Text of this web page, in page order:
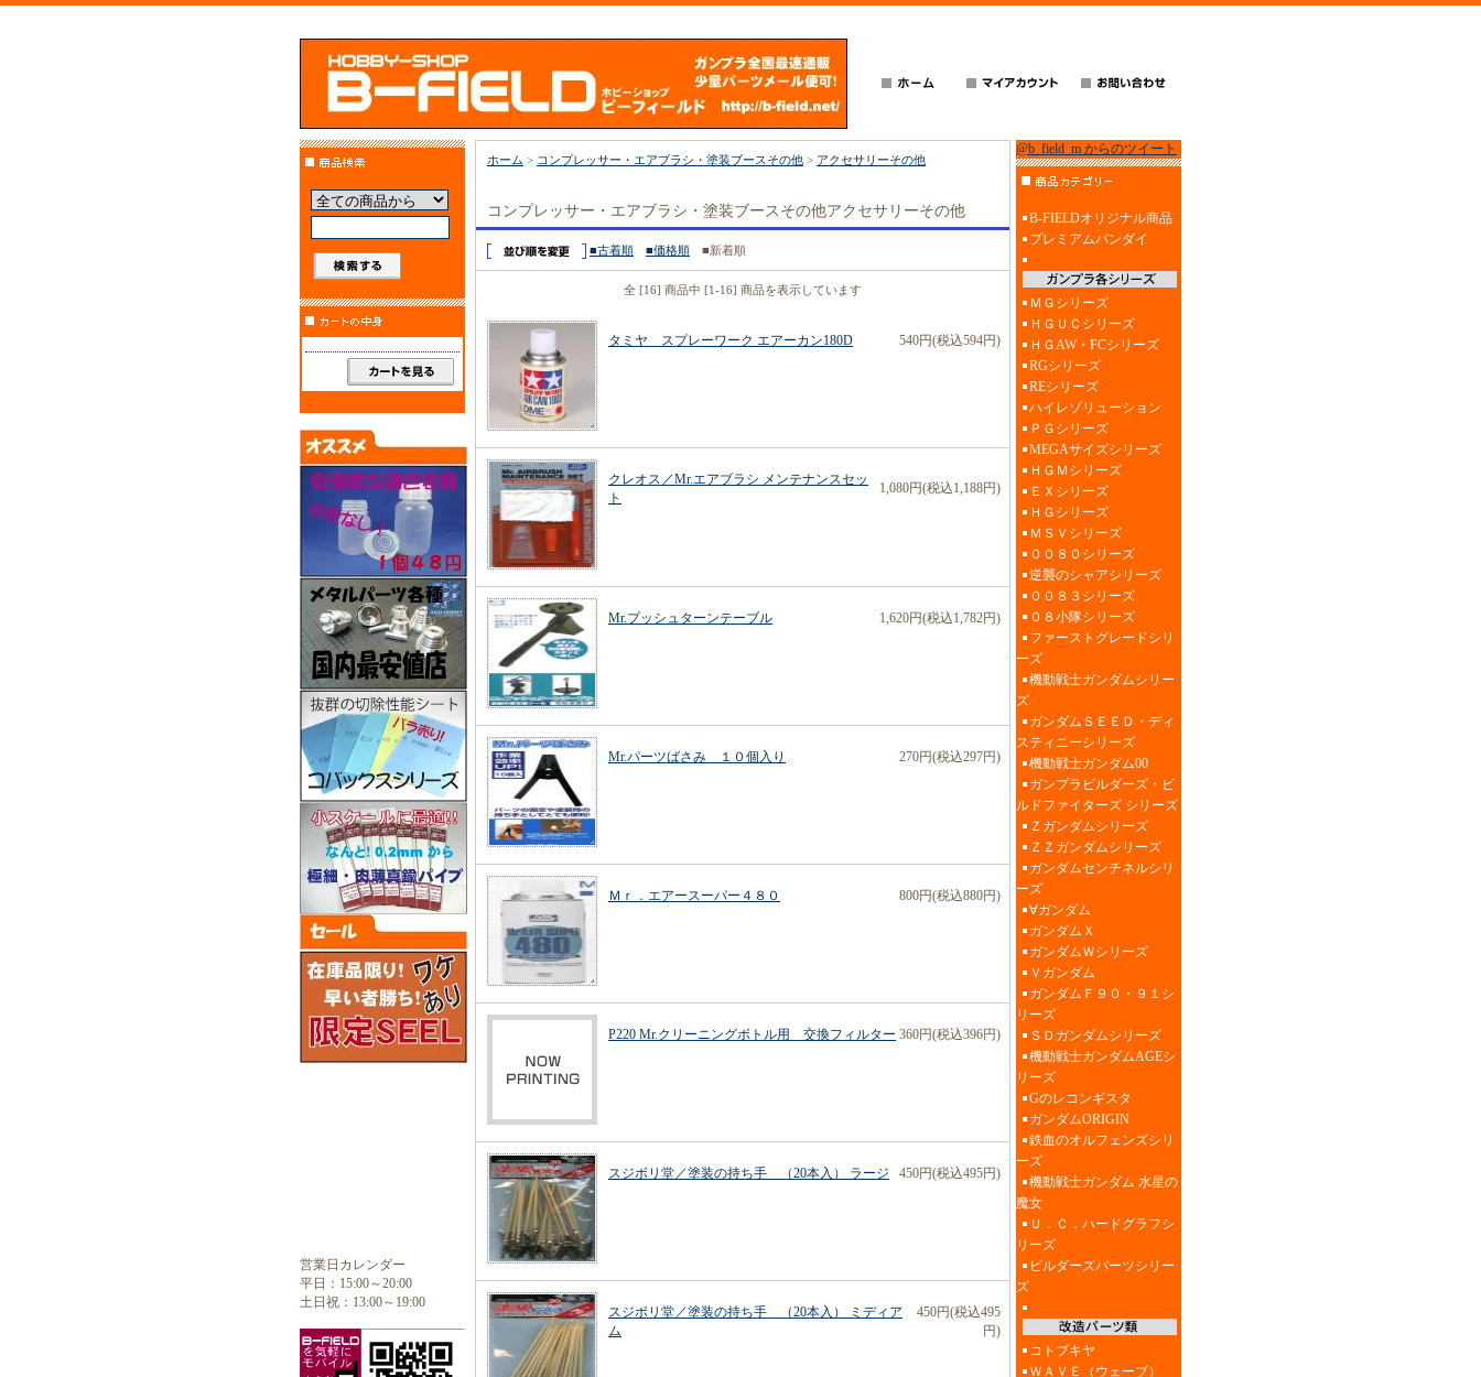
営業日カレンダー
平日：15:00～20:00
土日祝：13:00～19:00
ホーム > コンプレッサー・エアブラシ・塗装ブースその他 > アクセサリーその他
コンプレッサー・エアブラシ・塗装ブースその他アクセサリーその他
■古着順 ■価格順 ■新着順
全 [16] 商品中 [1-16] 商品を表示しています
タミヤ スプレーワーク エアーカン180D 540円(税込594円)
クレオス／Mr.エアブラシ メンテナンスセッ
ト
1,080円(税込1,188円)
Mr.プッシュターンテーブル 1,620円(税込1,782円)
Mr.パーツばさみ １０個入り 270円(税込297円)
Ｍｒ．エアースーパー４８０ 800円(税込880円)
P220 Mr.クリーニングボトル用 交換フィルター 360円(税込396円)
スジボリ堂／塗装の持ち手 （20本入） ラージ 450円(税込495円)
スジボリ堂／塗装の持ち手 （20本入） ミディア
ム
450円(税込495
円)
@b_field_m からのツイート
B-FIELDオリジナル商品
プレミアムバンダイ
ＭＧシリーズ
ＨＧＵＣシリーズ
ＨＧAW・FCシリーズ
RGシリーズ
REシリーズ
ハイレゾリューション
ＰＧシリーズ
MEGAサイズシリーズ
ＨＧＭシリーズ
ＥＸシリーズ
ＨＧシリーズ
ＭＳＶシリーズ
００８０シリーズ
逆襲のシャアシリーズ
００８３シリーズ
０８小隊シリーズ
ファーストグレードシリ
ーズ
機動戦士ガンダムシリー
ズ
ガンダムＳＥＥＤ・ディ
スティニーシリーズ
機動戦士ガンダム00
ガンプラビルダーズ・ビ
ルドファイターズ シリーズ
Ｚガンダムシリーズ
ＺＺガンダムシリーズ
ガンダムセンチネルシリ
ーズ
∀ガンダム
ガンダムＸ
ガンダムＷシリーズ
Ｖガンダム
ガンダムＦ９０・９１シ
リーズ
ＳＤガンダムシリーズ
機動戦士ガンダムAGEシ
リーズ
Gのレコンギスタ
ガンダムORIGIN
鉄血のオルフェンズシリ
ーズ
機動戦士ガンダム 水星の
魔女
Ｕ．Ｃ．ハードグラフシ
リーズ
ビルダーズパーツシリー
ズ
コトブキヤ
ＷＡＶＥ（ウェーブ）